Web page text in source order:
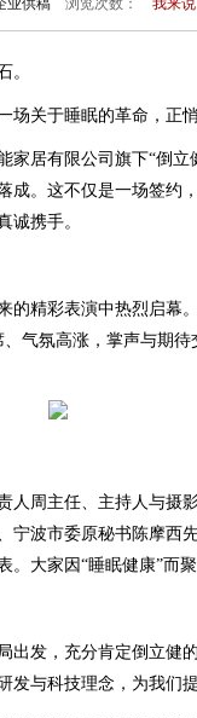
业供稿 浏览次数： 我来
。
场关于睡眠的革命，正
居有限公司旗下“倒立
成。这不仅是一场签约
诚携手。
精彩表演中热烈启幕
气氛高涨，掌声与期待
周主任、主持人与摄影
宁波市委原秘书陈摩西
大家因“睡眠健康”而
发，充分肯定倒立健
发与科技理念，为我们